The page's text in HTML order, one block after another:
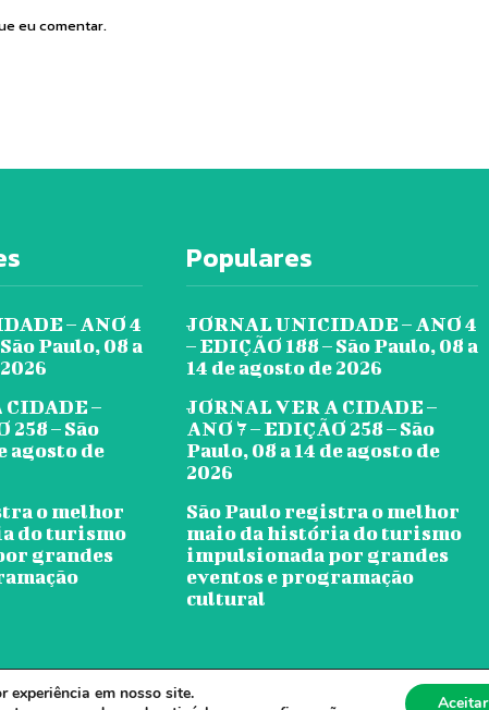
eu comentar.
– ANO 4
Paulo, 08 a
CIDADE –
258 – São
agosto de
o melhor
do turismo
grandes
Populares
JORNAL UNICIDADE – ANO 4
– EDIÇÃO 188 – São Paulo, 08 a
14 de agosto de 2026
JORNAL VER A CIDADE –
ANO 7 – EDIÇÃO 258 – São
Paulo, 08 a 14 de agosto de
2026
São Paulo registra o melhor
maio da história do turismo
impulsionada por grandes
eventos e programação
cultural
experiência em nosso site.
Aceitar